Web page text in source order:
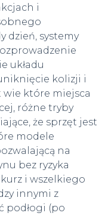
i
dzień, systemy
układu
kolizji i
które miejsca
różne tryby
że sprzęt jest
modele
na
bez ryzyka
i wszelkiego
innymi z
podłogi (po